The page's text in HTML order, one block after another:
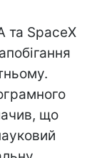
та SpaceX
що